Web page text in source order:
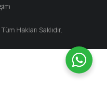
Hakları Saklıdır.